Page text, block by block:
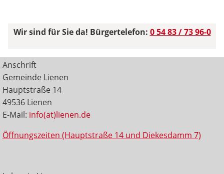
Wir sind für Sie da! Bürgertelefon: 0 54 83 / 73 96-0
Anschrift
Gemeinde Lienen
Hauptstraße 14
49536 Lienen
E-Mail: info(at)lienen.de
Öffnungszeiten (Hauptstraße 14 und Diekesdamm 7)